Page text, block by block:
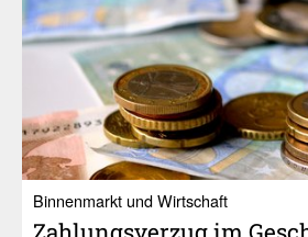
Binnenmarkt und Wirtschaft